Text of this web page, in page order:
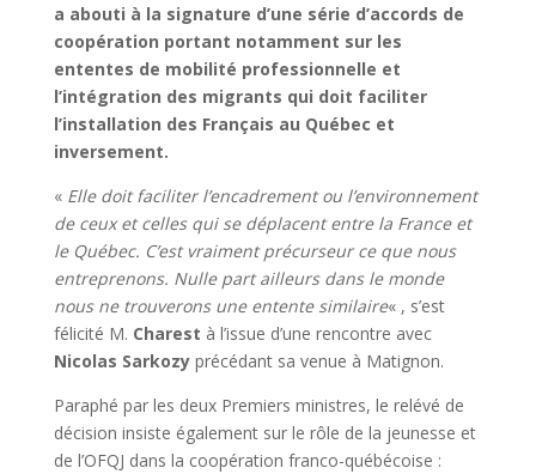
a abouti à la signature d’une série d’accords de
coopération portant notamment sur les
ententes de mobilité professionnelle et
l’intégration des migrants qui doit faciliter
l’installation des Français au Québec et
inversement.
« Elle doit faciliter l’encadrement ou l’environnement
de ceux et celles qui se déplacent entre la France et
le Québec. C’est vraiment précurseur ce que nous
entreprenons. Nulle part ailleurs dans le monde
nous ne trouverons une entente similaire« , s’est
félicité M. Charest à l’issue d’une rencontre avec
Nicolas Sarkozyprécédant sa venue à Matignon.
Paraphé par les deux Premiers ministres, le relévé de
décision insiste également sur le rôle de la jeunesse et
de l’OFQJ dans la coopération franco-québécoise :